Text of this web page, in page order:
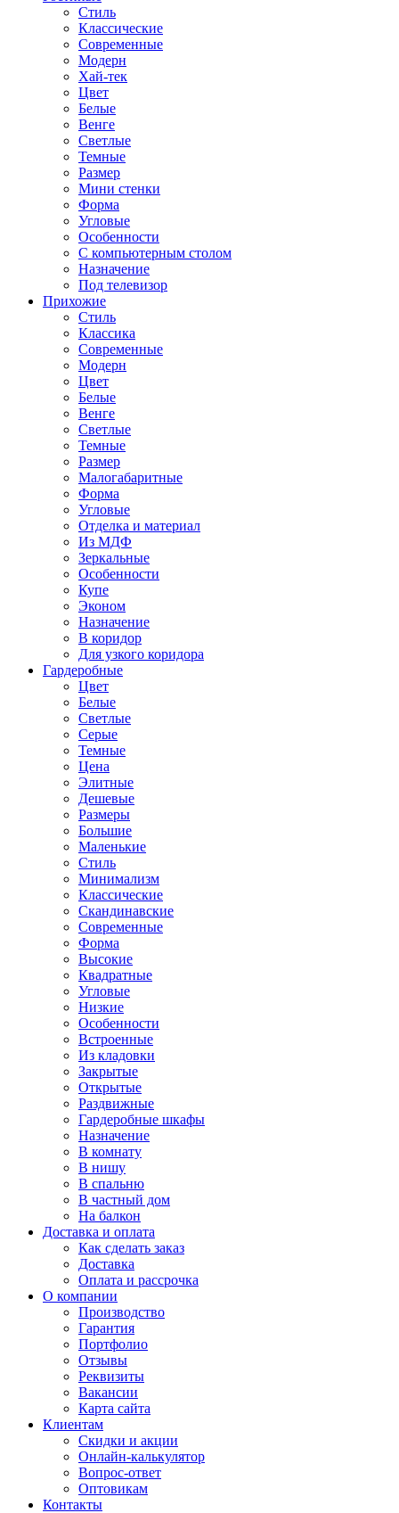
Стиль
Классические
Современные
Модерн
Хай-тек
Цвет
Белые
Венге
Светлые
Темные
Размер
Мини стенки
Форма
Угловые
Особенности
С компьютерным столом
Назначение
Под телевизор
Прихожие
Стиль
Классика
Современные
Модерн
Цвет
Белые
Венге
Светлые
Темные
Размер
Малогабаритные
Форма
Угловые
Отделка и материал
Из МДФ
Зеркальные
Особенности
Купе
Эконом
Назначение
В коридор
Для узкого коридора
Гардеробные
Цвет
Белые
Светлые
Серые
Темные
Цена
Элитные
Дешевые
Размеры
Большие
Маленькие
Стиль
Минимализм
Классические
Скандинавские
Современные
Форма
Высокие
Квадратные
Угловые
Низкие
Особенности
Встроенные
Из кладовки
Закрытые
Открытые
Раздвижные
Гардеробные шкафы
Назначение
В комнату
В нишу
В спальню
В частный дом
На балкон
Доставка и оплата
Как сделать заказ
Доставка
Оплата и рассрочка
О компании
Производство
Гарантия
Портфолио
Отзывы
Реквизиты
Вакансии
Карта сайта
Клиентам
Скидки и акции
Онлайн-калькулятор
Вопрос-ответ
Оптовикам
Контакты